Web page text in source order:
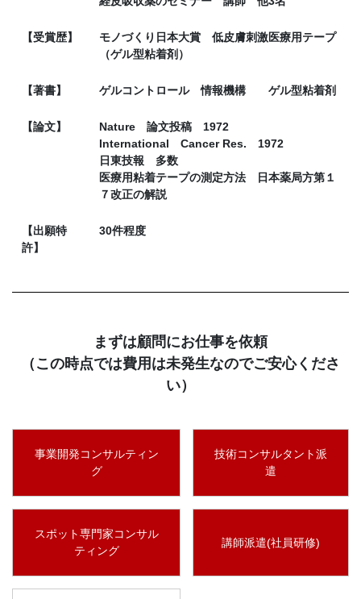
【受賞歴】
モノづくり日本大賞 低皮膚刺激医療用テープ
（ゲル型粘着剤）
【著書】 ゲルコントロール 情報機構 ゲル型粘着剤
【論文】
Nature 論文投稿 1972
International Cancer Res. 1972
日東技報 多数
医療用粘着テープの測定方法 日本薬局方第１
７改正の解説
【出願特
許】
30件程度
まずは顧問にお仕事を依頼
（この時点では費用は未発生なのでご安心くださ
い）
事業開発コンサルティン
グ
技術コンサルタント派
遣
スポット専門家コンサル
ティング
講師派遣(社員研修)